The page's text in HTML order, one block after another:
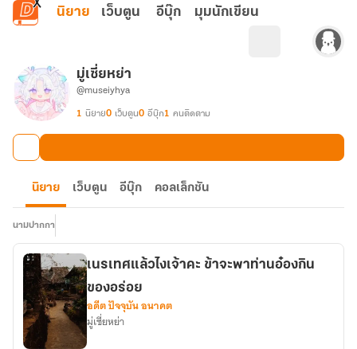
ข้ามไปยังเนื้อหาหลัก
นิยาย เว็บตูน อีบุ๊ก มุมนักเขียน
มู่เซี่ยหย่า
@museiyhya
1 นิยาย0 เว็บตูน0 อีบุ๊ก1 คนติดตาม
นิยาย เว็บตูน อีบุ๊ก คอลเล็กชัน
นามปากกา
เนรเทศแล้วไงเจ้าคะ ข้าจะพาท่านอ๋องกิน
ของอร่อย
อดีต ปัจจุบัน อนาคต
มู่เซี่ยหย่า